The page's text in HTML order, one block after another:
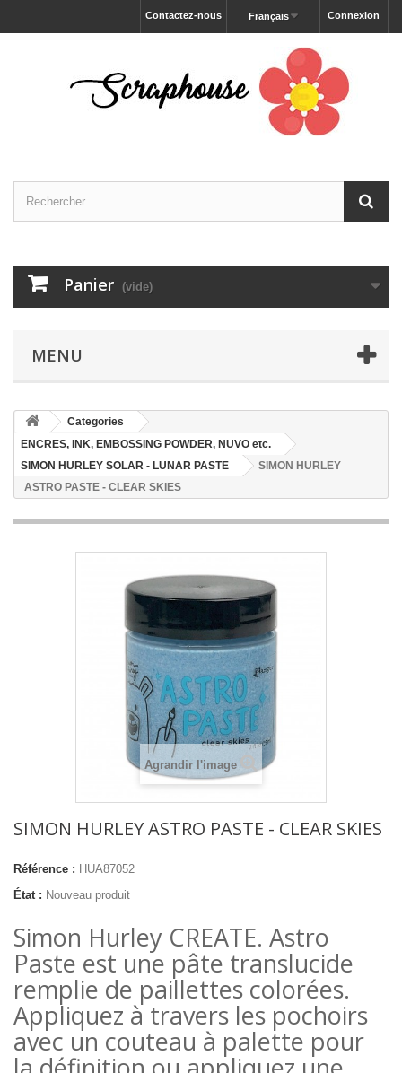
Connexion
Français
Contactez-nous
Panier (vide)
MENU
Categories
ENCRES, INK, EMBOSSING POWDER, NUVO etc.
SIMON HURLEY SOLAR - LUNAR PASTE
SIMON HURLEY
ASTRO PASTE - CLEAR SKIES
Agrandir l'image
SIMON HURLEY ASTRO PASTE - CLEAR SKIES
Référence : HUA87052
État : Nouveau produit
Simon Hurley CREATE. Astro
Paste est une pâte translucide
remplie de paillettes colorées.
Appliquez à travers les pochoirs
avec un couteau à palette pour